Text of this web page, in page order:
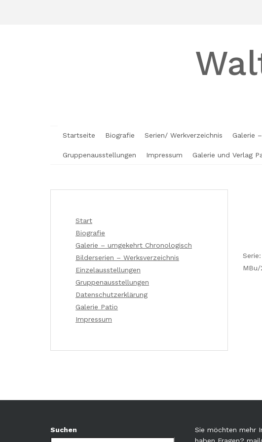
Startseite Biografie Serien/ Werkverzeichnis Galerie
Gruppenausstellungen Impressum Galerie und Verlag
Start
Biografie
Galerie – umgekehrt Chronologisch
Bilderserien – Werksverzeichnis
Einzelausstellungen
Gruppenausstellungen
Datenschutzerklärung
Galerie Patio
Impressum
Suchen
Sie möchten mehr